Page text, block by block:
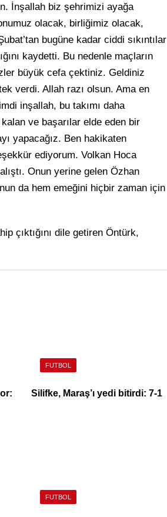
İnşallah biz şehrimizi ayağa
olacak, birliğimiz olacak,
bugüne kadar ciddi sıkıntılar
kaydetti. Bu nedenle maçların
büyük cefa çektiniz. Geldiniz
verdi. Allah razı olsun. Ama en
inşallah, bu takımı daha
ve başarılar elde eden bir
yapacağız. Ben hakikaten
ediyorum. Volkan Hoca
Onun yerine gelen Özhan
da hem emeğini hiçbir zaman için
çıktığını dile getiren Öntürk,
FUTBOL
Silifke, Maraş’ı yedi bitirdi: 7-1
FUTBOL